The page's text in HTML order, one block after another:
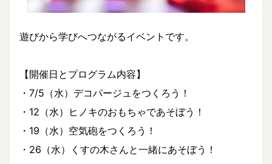
遊びから学びへつながるイベントです。
【開催日とプログラム内容】
・7/5（水）デコパージュをつくろう！
・12（水）ヒノキのおもちゃであそぼう！
・19（水）空気砲をつくろう！
・26（水）くすの木さんと一緒にあそぼう！